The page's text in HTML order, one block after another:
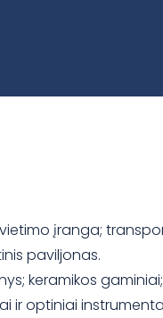
įranga;
paviljonas.
keramikos
optiniai